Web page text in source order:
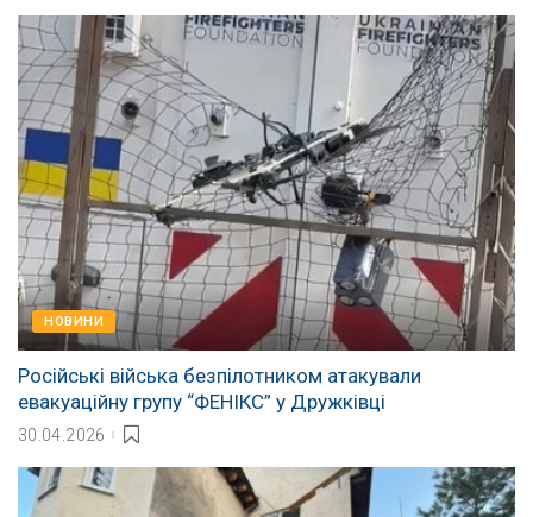
НОВИНИ
Російські війська безпілотником атакували
евакуаційну групу “ФЕНІКС” у Дружківці
30.04.2026